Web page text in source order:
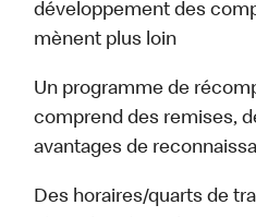
développement des
mènent plus loin
Un programme de
comprend des remises,
avantages de
Des horaires/quarts de